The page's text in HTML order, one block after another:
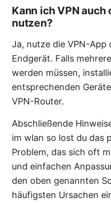
Kann ich VPN auch
nutzen?
Ja, nutze die VPN-App
Endgerät. Falls
werden müssen,
entsprechenden
VPN-Router.
Abschließende
im wlan so lost du das
Problem, das sich oft
und einfachen
den oben genannten
häufigsten Ursachen